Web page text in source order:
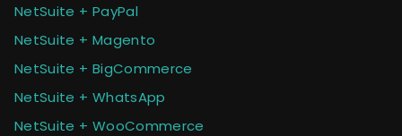
NetSuite + PayPal
NetSuite + Magento
NetSuite + BigCommerce
NetSuite + WhatsApp
NetSuite + WooCommerce